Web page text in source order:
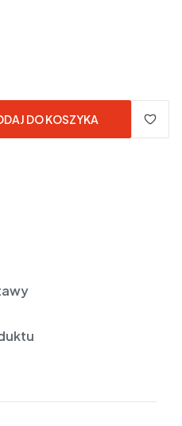
DO KOSZYKA